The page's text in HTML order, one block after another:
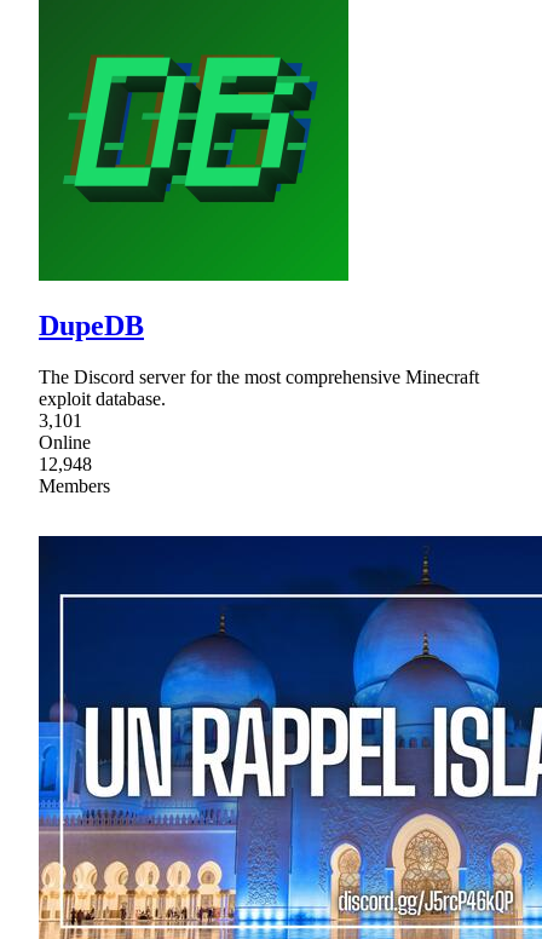
DupeDB
The Discord server for the most comprehensive Minecraft
exploit database.
3,101
Online
12,948
Members